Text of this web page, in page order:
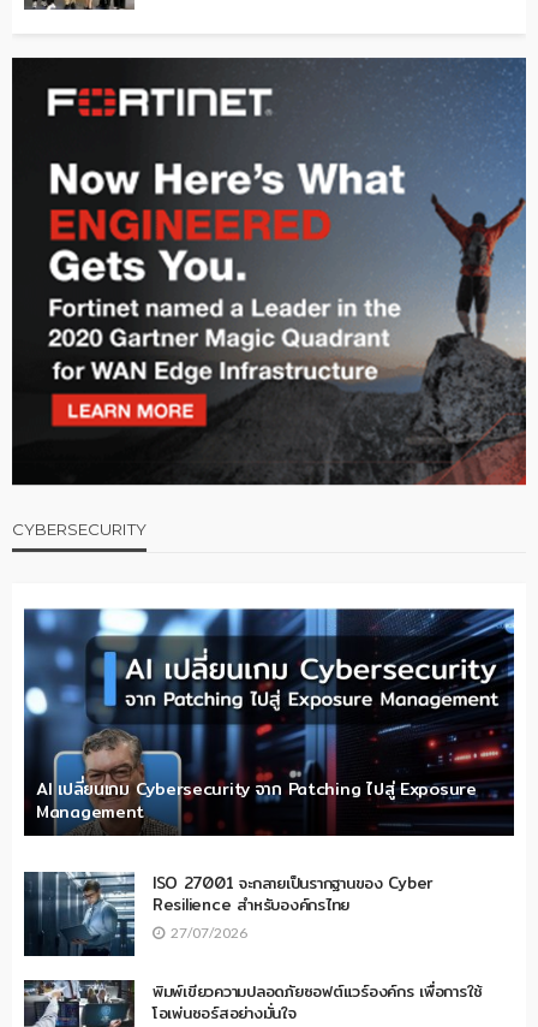
CYBERSECURITY
AI เปลี่ยนเกม Cybersecurity จาก Patching ไปสู่ Exposure
Management
ISO 27001 จะกลายเป็นรากฐานของ Cyber
Resilience สำหรับองค์กรไทย
27/07/2026
พิมพ์เขียวความปลอดภัยซอฟต์แวร์องค์กร เพื่อการใช้
โอเพ่นซอร์สอย่างมั่นใจ